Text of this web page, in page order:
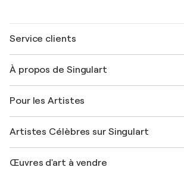
Service clients
Expédition
Offrir une carte cadeau
Rejoignez notre programme commercial
Mon compte
+33 1 76 44 06 42
À propos de Singulart
FAQ
Magazine Singulart
Emplois
Découvrez une sélection d'art original
Pour les Artistes
Se connecter en tant qu'Artiste
Artistes Célèbres sur Singulart
Marc Chagall
Œuvres d'art à vendre